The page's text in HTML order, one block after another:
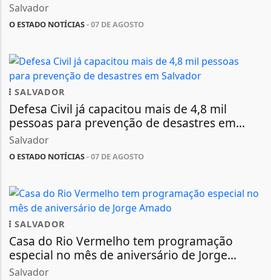
Salvador
O ESTADO NOTÍCIAS- 07 DE AGOSTO
SALVADOR
Defesa Civil já capacitou mais de 4,8 mil
pessoas para prevenção de desastres em...
Salvador
O ESTADO NOTÍCIAS- 07 DE AGOSTO
SALVADOR
Casa do Rio Vermelho tem programação
especial no mês de aniversário de Jorge...
Salvador